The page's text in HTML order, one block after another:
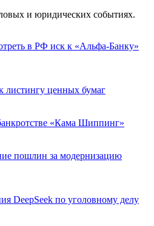
и юридических событиях.
в РФ иск к «Альфа-Банку»
листингу ценных бумаг
«Кама Шиппинг»
пошлин за модернизацию
DeepSeek по уголовному делу